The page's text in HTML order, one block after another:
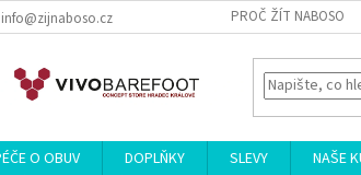
info@zijnaboso.cz PROČ ŽÍT NABOSO
O OBUV DOPLŇKY SLEVY NAŠE